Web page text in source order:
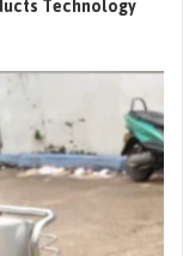
तेजी आई है। पुलिस
मिश्रा और
पर लिया है। अब
पूरी साजिश और उससे
Technology